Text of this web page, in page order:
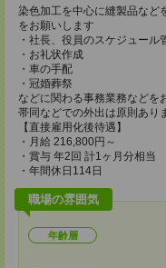
染色加工を中心に縫製品など
をお願いします
・社長、役員のスケジュール
・お礼状作成
・車の手配
・冠婚葬祭
などに関わる事務業務などを
帯同などでの外出は原則あり
【直接雇用化後待遇】
・月給 216,800円～
・賞与 年2回 計1ヶ月分相当
・年間休日114日
職場の雰囲気
年齢層